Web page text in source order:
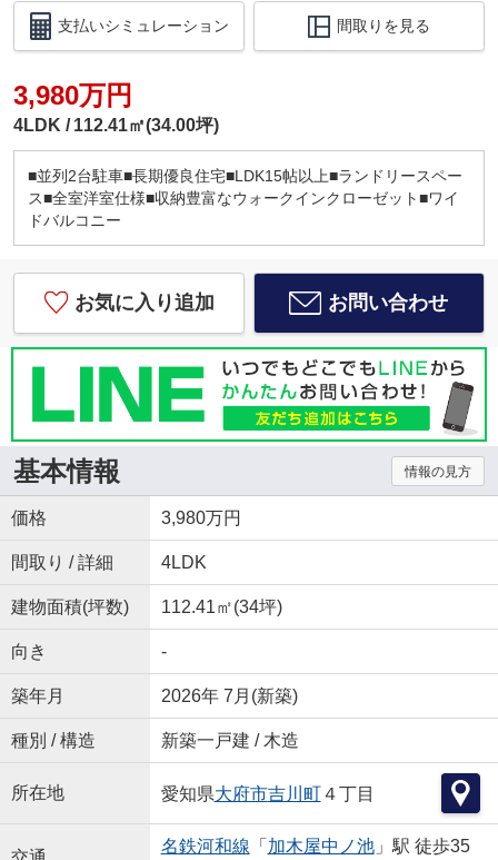
支払いシミュレーション 間取りを見る
3,980万円
4LDK 112.41㎡(34.00坪)
■並列2台駐車■長期優良住宅■LDK15帖以上■ランドリースペー
ス■全室洋室仕様■収納豊富なウォークインクローゼット■ワイ
ドバルコニー
お気に入り追加 お問い合わせ
基本情報 情報の見方
価格 3,980万円
間取り / 詳細 4LDK
建物面積(坪数) 112.41㎡(34坪)
向き -
築年月 2026年 7月(新築)
種別 / 構造 新築一戸建 / 木造
所在地 愛知県大府市吉川町４丁目
名鉄河和線 「 加木屋中ノ池」駅 徒歩35